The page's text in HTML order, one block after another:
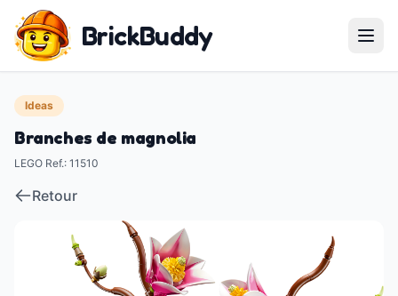
BrickBuddy
Ideas
Branches de magnolia
LEGO Ref.: 11510
Retour